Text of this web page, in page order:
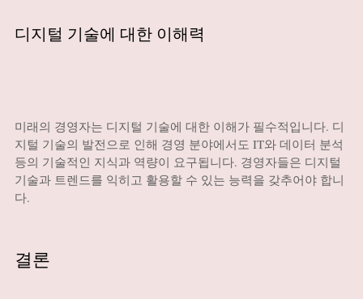
디지털 기술에 대한 이해력
미래의 경영자는 디지털 기술에 대한 이해가 필수적입니다. 디
지털 기술의 발전으로 인해 경영 분야에서도 IT와 데이터 분석
등의 기술적인 지식과 역량이 요구됩니다. 경영자들은 디지털
기술과 트렌드를 익히고 활용할 수 있는 능력을 갖추어야 합니
다.
결론